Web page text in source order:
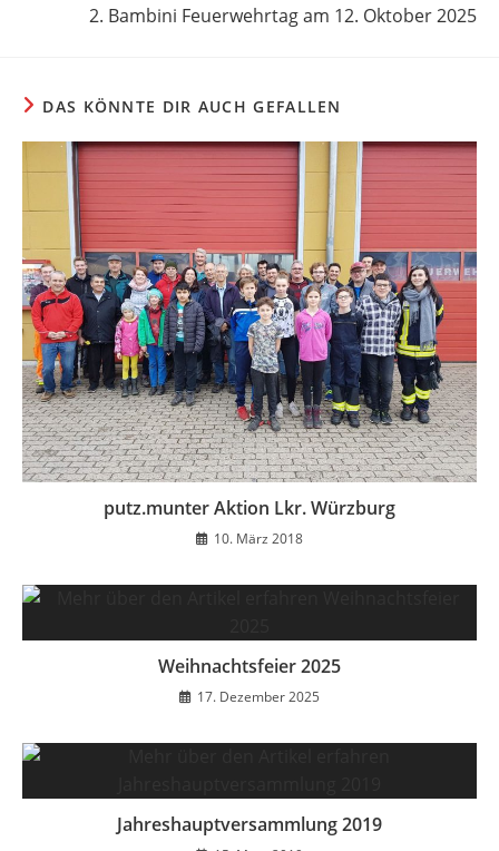
2. Bambini Feuerwehrtag am 12. Oktober 2025
DAS KÖNNTE DIR AUCH GEFALLEN
putz.munter Aktion Lkr. Würzburg
10. März 2018
Weihnachtsfeier 2025
17. Dezember 2025
Jahreshauptversammlung 2019